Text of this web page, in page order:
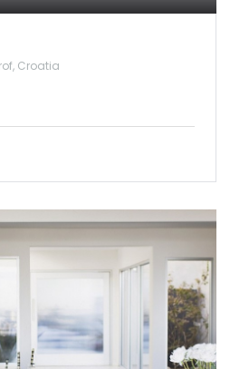
Croatia